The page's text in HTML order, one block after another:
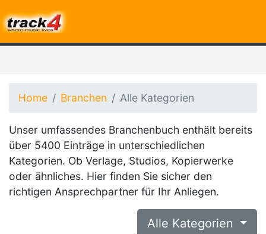
Home Branchen Alle Kategorien
Unser umfassendes Branchenbuch enthält bereits
über 5400 Einträge in unterschiedlichen
Kategorien. Ob Verlage, Studios, Kopierwerke
oder ähnliches. Hier finden Sie sicher den
richtigen Ansprechpartner für Ihr Anliegen.
Alle Kategorien